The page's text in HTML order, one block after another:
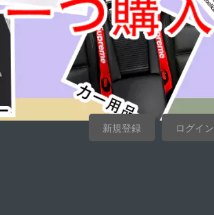
新規登録 ログイン